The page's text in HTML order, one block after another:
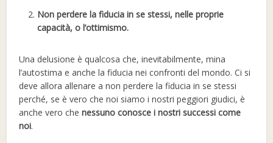
Non perdere la fiducia in se stessi, nelle proprie
capacità, o l’ottimismo.
Una delusione è qualcosa che, inevitabilmente, mina
l’autostima e anche la fiducia nei confronti del mondo. Ci si
deve allora allenare a non perdere la fiducia in se stessi
perché, se è vero che noi siamo i nostri peggiori giudici, è
anche vero chenessuno conosce i nostri successi come
noi.